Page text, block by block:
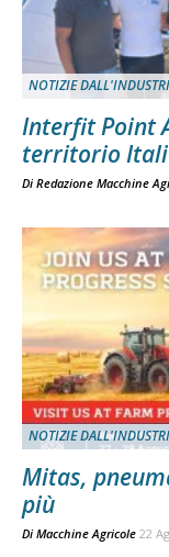
NOTIZIE
Interfit Point
territorio
Di Redazione Macchine
NOTIZIE
Mitas,
più
Di Macchine Agricole 22